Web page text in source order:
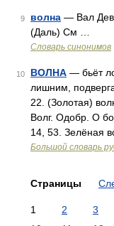
9 волна — Вал
(Даль) См …
Словарь синонимов
10 ВОЛНА — бьёт
лишним,
22. (Золотая)
Волг. Одобр. О
14, 53. Зелёная
Большой словарь
Страницы
1 2 3